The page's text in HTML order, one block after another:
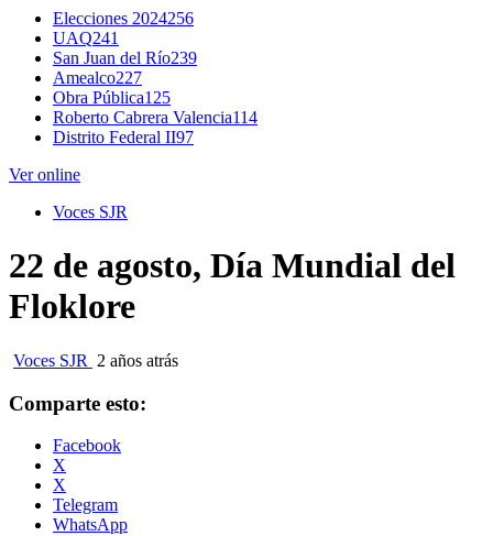
Elecciones 2024256
UAQ241
San Juan del Río239
Amealco227
Obra Pública125
Roberto Cabrera Valencia114
Distrito Federal II97
Ver online
Voces SJR
22 de agosto, Día Mundial del
Floklore
Voces SJR 2 años atrás
Comparte esto:
Facebook
X
X
Telegram
WhatsApp